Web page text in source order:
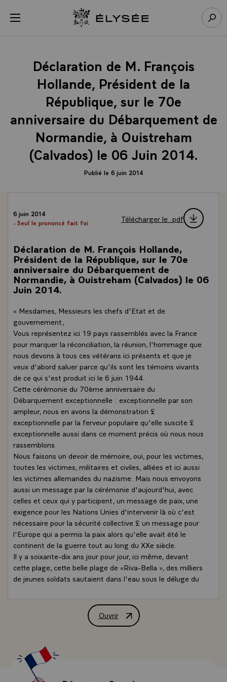
menu Retour à l’accueil Élysée
Déclaration de M. François
Hollande, Président de la
République, sur le 70e
anniversaire du Débarquement de
Normandie, à Ouistreham
(Calvados) le 06 Juin 2014.
Publié le 6 juin 2014
6 juin 2014
- Seul le prononcé fait foi
Télécharger le .pdf
Déclaration de M. François Hollande,
Président de la République, sur le 70e
anniversaire du Débarquement de
Normandie, à Ouistreham (Calvados) le 06
Juin 2014.
« Mesdames, Messieurs les chefs d'Etat et de
gouvernement,
Vous représentez ici 19 pays rassemblés avec la France
pour marquer la réconciliation, la réunion, l'hommage que
nous devons à tous ces vétérans ici présents et que je
veux d'abord saluer parce qu'ils sont les témoins vivants
de ce qui s'est produit ici le 6 juin 1944.
Cette cérémonie du 70ème anniversaire du
Débarquement exceptionnelle : exceptionnelle par son
ampleur, nous en avons la démonstration £
exceptionnelle par la ferveur populaire qu'elle suscite £
exceptionnelle aussi dans ce moment précis où nous nous
rassemblons.
Nous faisons un devoir de mémoire, oui, pour les victimes,
toutes les victimes, militaires et civiles, alliées et ici aussi
les victimes allemandes du nazisme. Mais nous envoyons
aussi un message par la cérémonie d'aujourd'hui, avec
celles et ceux qui y participent, un message de paix, une
exigence pour les Nations Unies d'intervenir là où c'est
nécessaire pour la sécurité collective £ un message pour
l'Europe qui a permis la paix alors qu'elle avait été le
continent de la guerre tout au long du XXe siècle.
Il y a soixante-dix ans jour pour jour, ici même, devant
cette plage, cette belle plage de «Riva-Bella », des milliers
de jeunes soldats sautaient dans l'eau sous le déluge du
moment là que « 20 ans, c'était le plus bel âge de la vie »
? Pour eux, 20 ans, c'était l'âge du devoir, c'était l'âge
froid, ils avaient peur. L'air de ce 6 juin aujourd'hui si pur
était brouillé par la fumée des premiers combats et
déchiré par le fracas des explosions. L'eau sage que nous
voyons aujourd'hui était striée par l'écume des barges de
Ouvrir
Déclaration de M. François Hollande,
Panneau de gestion des cookies